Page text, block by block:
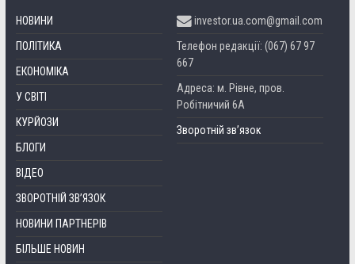
НОВИНИ
ПОЛІТИКА
ЕКОНОМІКА
У СВІТІ
КУРЙОЗИ
БЛОГИ
ВІДЕО
ЗВОРОТНІЙ ЗВ’ЯЗОК
НОВИНИ ПАРТНЕРІВ
БІЛЬШЕ НОВИН
investor.ua.com@gmail.com
Телефон редакції: (067) 67 97
667
Адреса: м. Рівне, пров.
Робітничий 6А
Зворотній зв’язок